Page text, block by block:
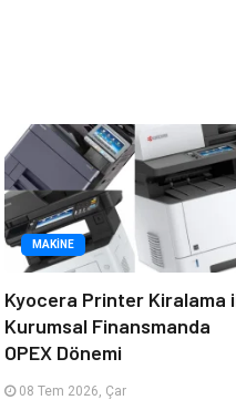
MAKINE
Kyocera Printer Kiralama
Kurumsal Finansmanda
OPEX Dönemi
08 Tem 2026, Çar